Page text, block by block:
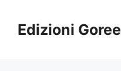
contenuto
Edizioni Goree